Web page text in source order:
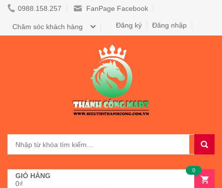
0988.158.257 FanPage Facebook
Đăng nhập
Đăng ký
Chăm sóc khách hàng
GIỎ HÀNG
0₫
0